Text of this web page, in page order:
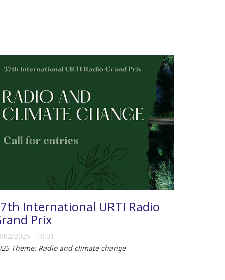
International URTI Radio
Prix
02/2025 - 10:01
Theme: Radio and climate change